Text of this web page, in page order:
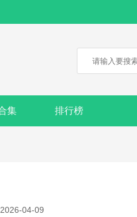
集 排行榜
2026-04-09